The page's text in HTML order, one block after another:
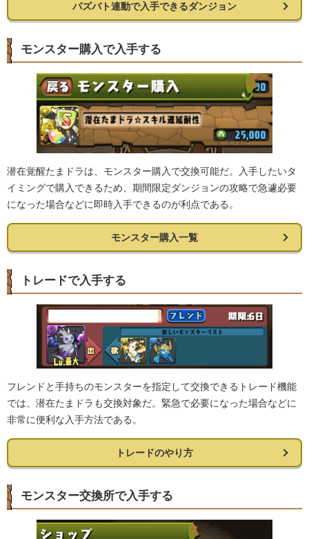
パズバト連動で入手できるダンジョン
モンスター購入で入手する
潜在覚醒たまドラは、モンスター購入で交換可能だ。入手したいタ
イミングで購入できるため、期間限定ダンジョンの攻略で急遽必要
になった場合などに即時入手できるのが利点である。
モンスター購入一覧
トレードで入手する
フレンドと手持ちのモンスターを指定して交換できるトレード機能
では、潜在たまドラも交換対象だ。緊急で必要になった場合などに
非常に便利な入手方法である。
トレードのやり方
モンスター交換所で入手する